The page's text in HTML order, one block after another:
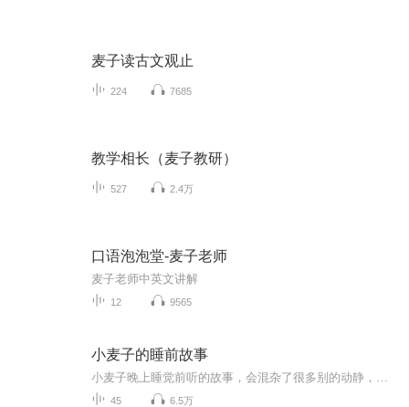
麦子读古文观止
224 7685
教学相长（麦子教研）
527 2.4万
口语泡泡堂-麦子老师
麦子老师中英文讲解
12 9565
小麦子的睡前故事
45 6.5万